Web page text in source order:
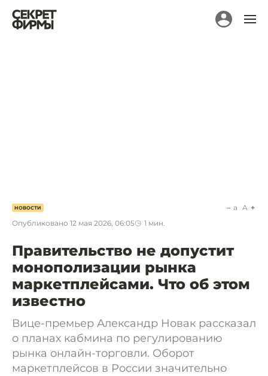
НОВОСТИ
Опубликовано 12 мая 2026, 06:05 1 мин.
a A
Правительство не допустит
монополизации рынка
маркетплейсами. Что об этом
известно
Вице-премьер Александр Новак рассказал
о планах кабмина по регулированию
рынка онлайн-торговли. Оборот
маркетплейсов в России значительно